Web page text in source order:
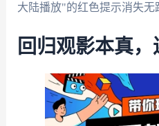
大陆播放"的红色提示消失无
回归观影本真